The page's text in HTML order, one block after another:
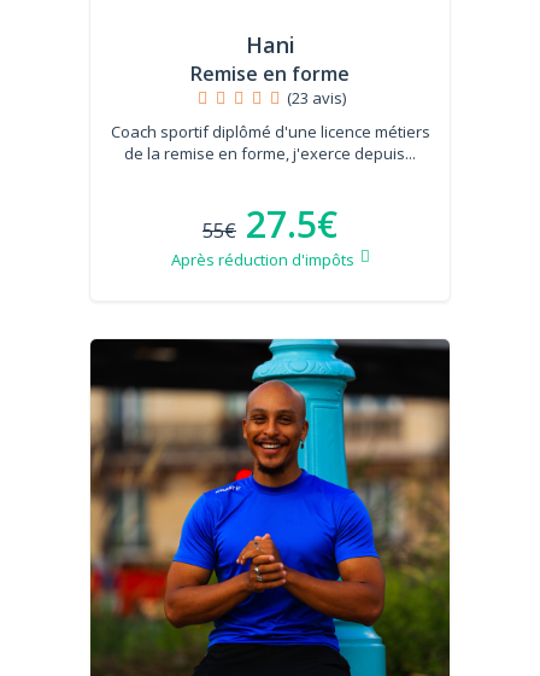
Hani
Remise en forme
(23 avis)
Coach sportif diplômé d'une licence métiers
de la remise en forme, j'exerce depuis...
55€ 27.5€
Après réduction d'impôts